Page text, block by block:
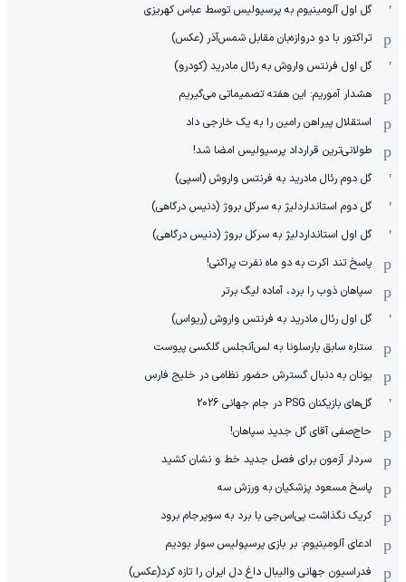
گل اول آلومینیوم به پرسپولیس توسط عباس کهریزی
تراکتور با دو دروازه‌بان مقابل شمس‌آذر (عکس)
گل اول فرنتس واروش به رئال مادرید (کودرو)
هشدار آموریم: این هفته تصمیماتی می‌گیریم
استقلال پیراهن رامین را به یک خارجی داد
طولانی‌ترین قرارداد پرسپولیس امضا شد!
گل دوم رئال مادرید به فرنتس واروش (اسپی)
گل دوم استانداردلیژ به سرکل بروژ (دنیس درگاهی)
گل اول استانداردلیژ به سرکل بروژ (دنیس درگاهی)
پاسخ تند اکرت به دو ماه نفرت پراکنی!
سپاهان ذوب را برد، آماده لیگ برتر
گل اول رئال مادرید به فرنتس واروش (ریواس)
ستاره سابق بارسلونا به لس‌آنجلس گلکسی پیوست
یونان به دنبال گسترش حضور نظامی در خلیج فارس
گل‌های بازیکنان PSG در جام جهانی 2026
حاج‌صفی آقای گل جدید سپاهان!
سردار آزمون برای فصل جدید خط و نشان کشید
پاسخ مسعود پزشکیان به ورزش سه
کریک نگذاشت پی‌اس‌جی با برد به سوپرجام برود
ادعای آلومینیوم: بر بازی پرسپولیس سوار بودیم
فدراسیون جهانی والیبال داغ دل ایران را تازه کرد(عکس)